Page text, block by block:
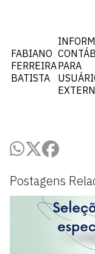
Postagens
FABIANO
FERREIRA
BATISTA
PARA